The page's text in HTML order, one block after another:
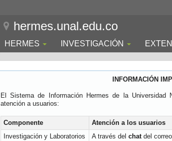
hermes.unal.edu.co
HERMES INVESTIGACIÓN
INFORMACIÓN
El Sistema de Información Hermes de la Universidad
atención a usuarios:
Componente Atención a los usuarios
Investigación y Laboratorios
A través del chatdel